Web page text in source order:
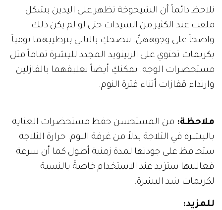
نلاحظ دائماً أن الشيخوخة تظهر على اليدين بشكل
ملفت عند الكثير من السيدات حتى لو لم يكن ذلك
واضحاً على وجوههنّ. ننصحكِ بالتالي بترطيبهما يومياً
بكريمات تحتوي على الرتينويد المجدد للبشرة تماماً مثل
مستحضرات الوجه. يمكنكِ أيضاً تغليفهما بالفازلين
وارتداء قفازات أثناء فترة النوم.
ملاحظة: من المستحسن حفظ مستحضرات العناية
بالبشرة في الثلاجة بدلاً من غرفة النوم. حرارة الثلاجة
ستحافظ على جودتها لمدة زمنية أطول كما أن سرعة
فعاليتها ستزيد عند الاستخدام خاصةً بالنسبة
لكريمات شد البشرة.
للمزيد: